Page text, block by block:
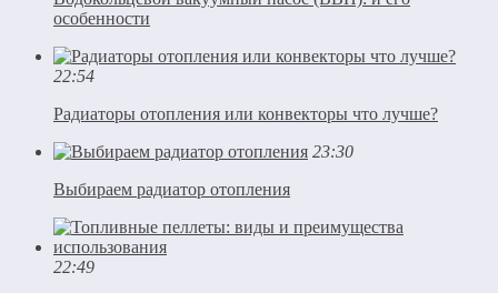
особенности
22:54
Радиаторы отопления или конвекторы что лучше?
23:30
Выбираем радиатор отопления
22:49